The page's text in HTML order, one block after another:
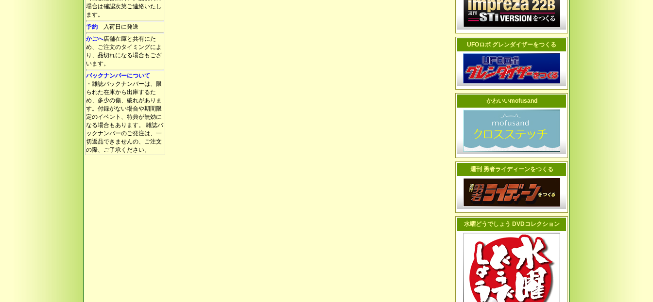
場合は確認次第ご連絡いたし
ます。
予約 入荷日に発送
かごへ店舗在庫と共有にた
め、ご注文のタイミングによ
り、品切れになる場合もござ
います。
バックナンバーについて
・雑誌バックナンバーは、限
られた在庫から出庫するた
め、多少の傷、破れがありま
す。付録がない場合や期間限
定のイベント、特典が無効に
なる場合もあります。 雑誌バ
ックナンバーのご発注は、一
切返品できませんの、ご注文
の際、ご了承ください。
UFOロボ グレンダイザーをつくる
かわいいmofusand
週刊 勇者ライディーンをつくる
水曜どうでしょう DVDコレクション